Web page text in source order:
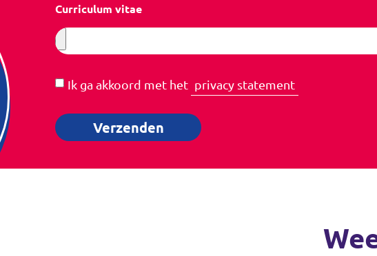
Curriculum vitae
Ik ga akkoord met het privacy statement
Verzenden